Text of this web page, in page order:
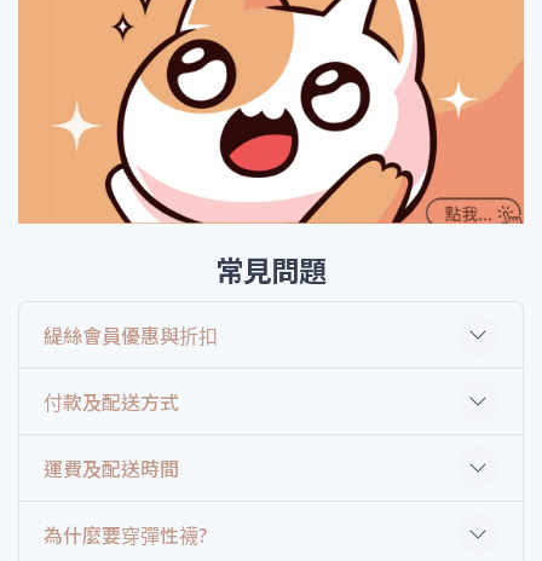
常見問題
緹絲會員優惠與折扣
付款及配送方式
運費及配送時間
為什麼要穿彈性襪?